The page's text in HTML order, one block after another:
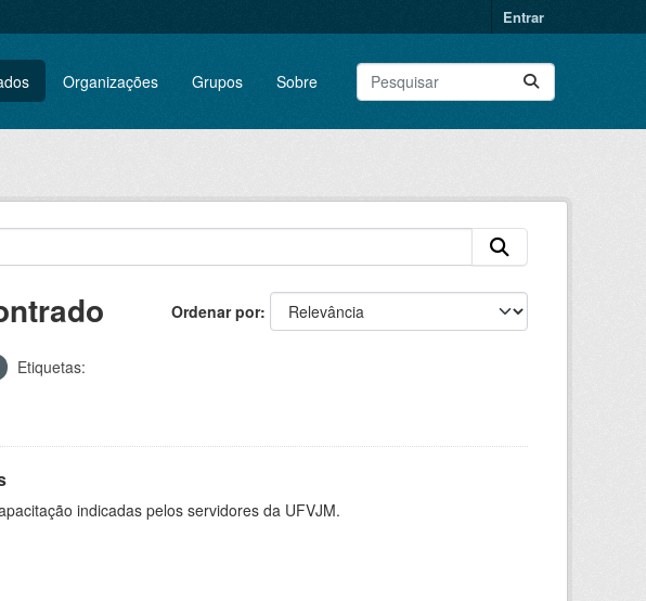
Entrar
Organizações Grupos Sobre
Ordenar por
Etiquetas:
indicadas pelos servidores da UFVJM.